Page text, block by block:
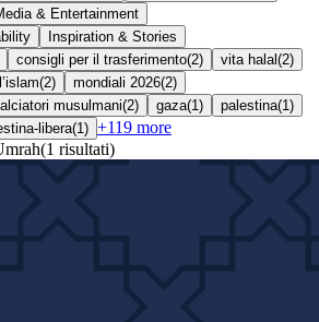
& Entertainment
Inspiration & Stories
consigli per il trasferimento(2) vita halal (2)
(2) mondiali 2026(2)
musulmani(2) gaza(1 ) palestina(1 )
libera(1 ) +119 more
(1 risultati)